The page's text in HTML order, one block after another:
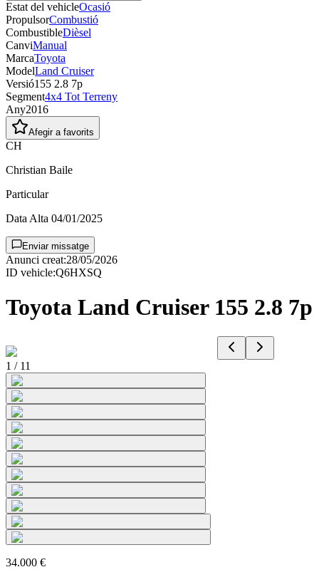
Estat del vehicleOcasió
PropulsorCombustió
CombustibleDièsel
CanviManual
MarcaToyota
ModelLand Cruiser
Versió155 2.8 7p
Segment4x4 Tot Terreny
Any2016
Afegir a favorits
CH
Christian Baile
Particular
Data Alta 04/01/2025
Enviar missatge
Anunci creat:28/05/2026
ID vehicle:Q6HXSQ
Toyota Land Cruiser 155 2.8 7p
1 / 11
34.000 €